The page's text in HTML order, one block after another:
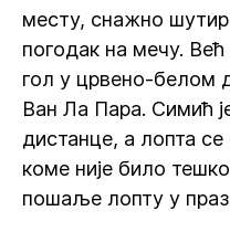
месту, снажно
погодак на мечу.
гол у црвено-белом
Ван Ла Пара. Симић
дистанце, а лопта
коме није било
пошаље лопту у